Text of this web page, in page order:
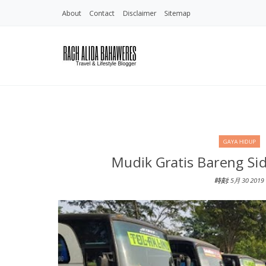
About Contact Disclaimer Sitemap
GAYA HIDUP
Mudik Gratis Bareng
時刻:5月 30 2019
Mudik Gratis Bareng Sido Muncul ke-30